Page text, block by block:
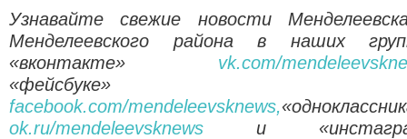
Узнавайте свежие новости
Менделеевского района в наших
«вконтакте» vk.com/
«фейсбуке»
facebook.com/mendeleevsknews,
ok.ru/mendeleevsknews и